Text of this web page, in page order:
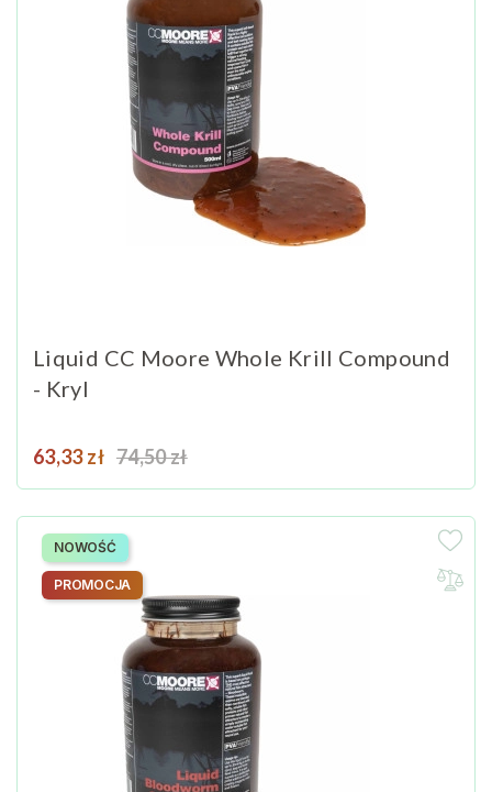
Liquid CC Moore Whole Krill Compound
- Kryl
Cena
63,33 zł Cena podstawowa
74,50 zł
NOWOŚĆ
PROMOCJA